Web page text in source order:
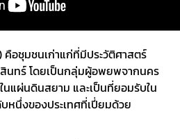
คือชุมชนเก่าแก่ที่มีประวัติศาสตร์
นทร์ โดยเป็นกลุ่มผู้อพยพจากนคร
นแผ่นดินสยาม และเป็นที่ยอมรับใน
นึ่งของประเทศที่เปี่ยมด้วย